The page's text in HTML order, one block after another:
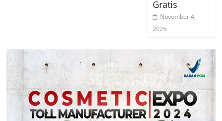
Gratis
November 4,
2025